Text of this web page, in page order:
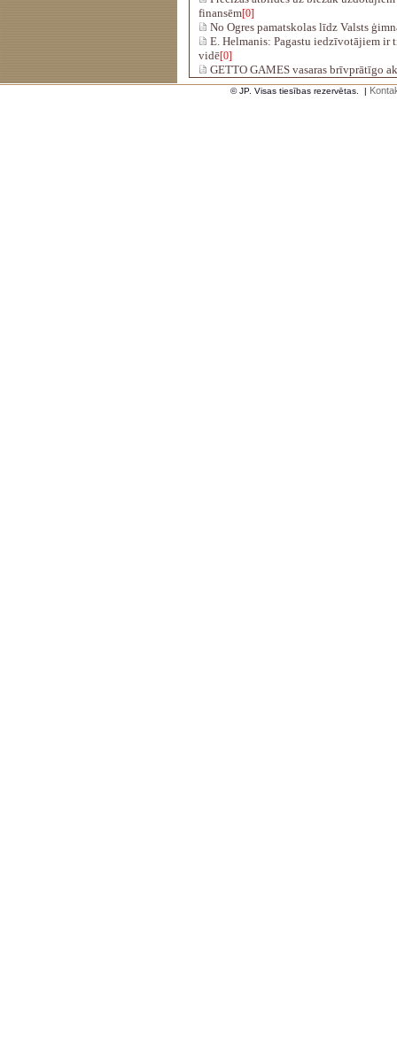
finansēm[0]
No Ogres pamatskolas līdz Valsts
E. Helmanis: Pagastu iedzīvotājiem ir
vidē[0]
GETTO GAMES vasaras brīvprātīgo
© JP. Visas tiesības rezervētas. |